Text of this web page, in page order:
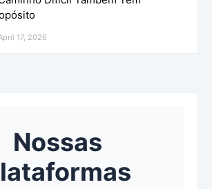
17, 2026
Nossas